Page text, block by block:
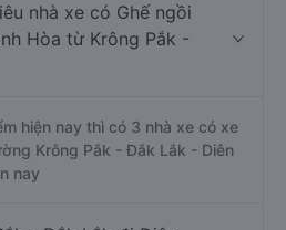
nhà xe có Ghế ngồi
Hòa từ Krông Pắk -
hiện nay thì có 3 nhà xe có xe
Krông Pắk - Đắk Lắk - Diên
nay